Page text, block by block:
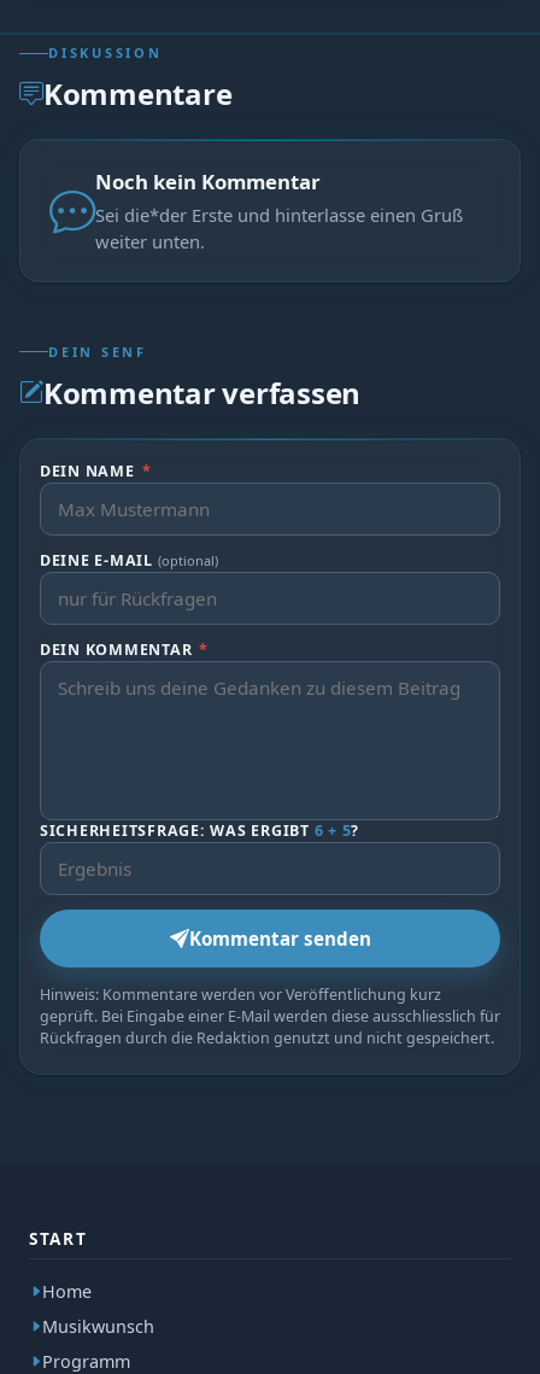
DISKUSSION
Kommentare
Noch kein Kommentar
Sei die*der Erste und hinterlasse einen Gruß
weiter unten.
DEIN SENF
Kommentar verfassen
DEIN NAME *
DEINE E-MAIL (optional)
DEIN KOMMENTAR *
SICHERHEITSFRAGE: WAS ERGIBT 6 + 5?
Kommentar senden
Hinweis: Kommentare werden vor Veröffentlichung kurz
geprüft. Bei Eingabe einer E-Mail werden diese ausschliesslich für
Rückfragen durch die Redaktion genutzt und nicht gespeichert.
START
Home
Musikwunsch
Programm